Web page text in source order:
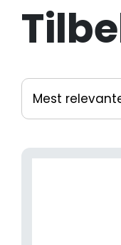
Mest